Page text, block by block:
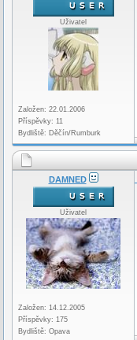
Uživatel
Založen: 22.01.2006
Příspěvky: 11
Bydliště: Děčín/Rumburk
DAMNED
Uživatel
Založen: 14.12.2005
Příspěvky: 175
Bydliště: Opava